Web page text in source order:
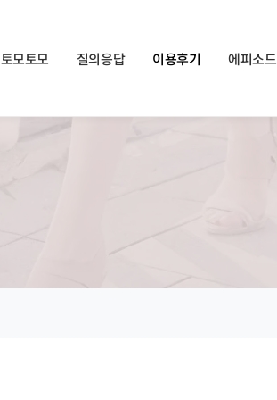
토모토모 질의응답 이용후기 에피소드